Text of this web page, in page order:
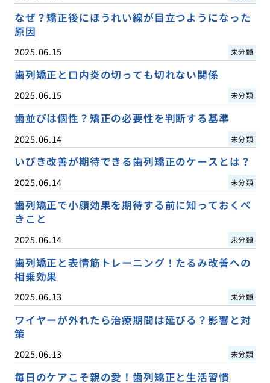
なぜ？矯正後にほうれい線が目立つようになった
原因
2025.06.15 未分類
歯列矯正と口内炎の切っても切れない関係
2025.06.15 未分類
歯並びは個性？矯正の必要性を判断する基準
2025.06.14 未分類
いびき改善が期待できる歯列矯正のケースとは？
2025.06.14 未分類
歯列矯正で小顔効果を期待する前に知っておくべ
きこと
2025.06.14 未分類
歯列矯正と表情筋トレーニング！たるみ改善への
相乗効果
2025.06.13 未分類
ワイヤーが外れたら治療期間は延びる？影響と対
策
2025.06.13 未分類
毎日のケアこそ親の愛！歯列矯正と生活習慣